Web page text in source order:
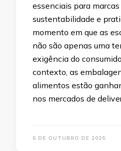
essenciais para
sustentabilidade e
momento em que as
não são apenas uma
exigência do
contexto, as
alimentos estão
nos mercados de
6 DE OUTUBRO DE 2025